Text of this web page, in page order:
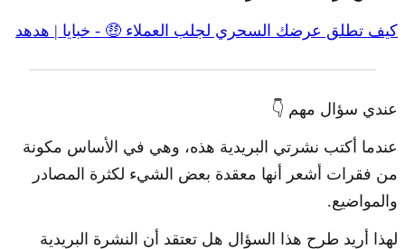
كيف تطلق عرضك السحري لجلب العملاء 🤑 - خبايا | هدهد
عندي سؤال مهم 👇
عندما أكتب نشرتي البريدية هذه، وهي في الأساس مكونة
من فقرات أشعر أنها معقدة بعض الشيء لكثرة المصادر
والمواضيع.
لهذا أريد طرح هذا السؤال هل تعتقد أن النشرة البريدية